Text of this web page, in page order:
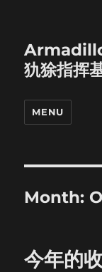
犰狳指挥
MENU
Month:
今年的